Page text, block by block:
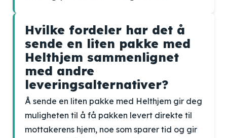
Hvilke fordeler har det å
sende en liten pakke med
Helthjem sammenlignet
med andre
leveringsalternativer?
Å sende en liten pakke med Helthjem gir deg
muligheten til å få pakken levert direkte til
mottakerens hjem, noe som sparer tid og gir